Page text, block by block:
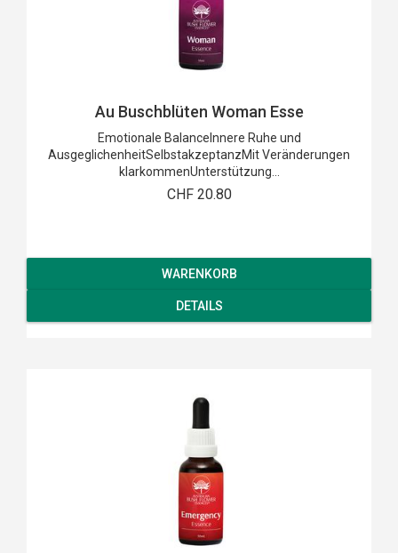
Au Buschblüten Woman Esse
Emotionale BalanceInnere Ruhe und
AusgeglichenheitSelbstakzeptanzMit Veränderungen
klarkommenUnterstützung...
CHF 20.80
WARENKORB
DETAILS